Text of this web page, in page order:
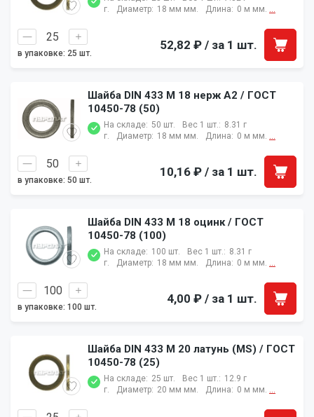
г.
Диаметр: 18 мм мм. Длина: 0 м мм. ...
в упаковке: 25 шт.
52,82 ₽ / за 1 шт.
Шайба DIN 433 M 18 нерж A2 / ГОСТ
10450-78 (50)
На складе: 50 шт. Вес 1 шт.: 8.31 г
г.
Диаметр: 18 мм мм. Длина: 0 м мм. ...
в упаковке: 50 шт.
10,16 ₽ / за 1 шт.
Шайба DIN 433 M 18 оцинк / ГОСТ
10450-78 (100)
На складе: 100 шт. Вес 1 шт.: 8.31 г
г.
Диаметр: 18 мм мм. Длина: 0 м мм. ...
в упаковке: 100 шт.
4,00 ₽ / за 1 шт.
Шайба DIN 433 M 20 латунь (MS) / ГОСТ
10450-78 (25)
На складе: 25 шт. Вес 1 шт.: 12.9 г
г.
Диаметр: 20 мм мм. Длина: 0 м мм. ...